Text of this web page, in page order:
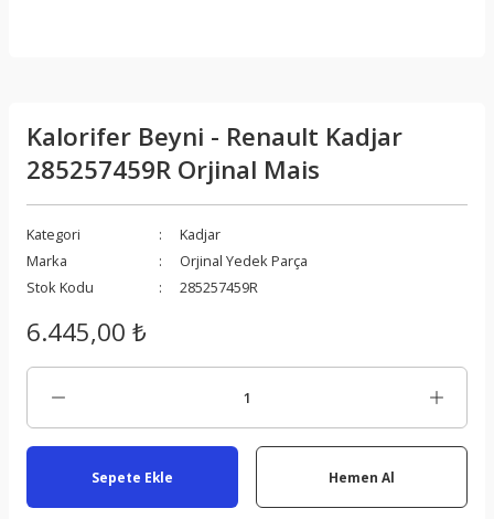
Kalorifer Beyni - Renault Kadjar
285257459R Orjinal Mais
Kategori
Kadjar
Marka
Orjinal Yedek Parça
Stok Kodu
285257459R
6.445,00 ₺
Sepete Ekle Hemen Al